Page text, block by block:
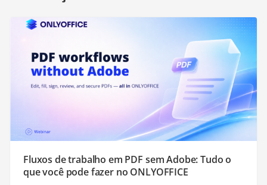
Fluxos de trabalho em PDF sem Adobe: Tudo o
que você pode fazer no ONLYOFFICE